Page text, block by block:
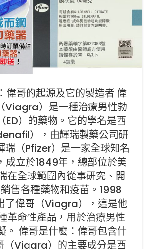
偉哥的起源及它的製造者 偉
Viagra）是一種治療男性勃
ED）的藥物。它的學名是西
），由輝瑞製藥公司研
瑞（Pfizer）是一家全球知名
成立於1849年，總部位於美
在全球範圍內從事研究、開
售各種藥物和疫苗。1998
了偉哥（Viagra），這是他
革命性產品，用於治療男性
。 偉哥是什麼：偉哥包含什
（Viagra）的主要成分是西